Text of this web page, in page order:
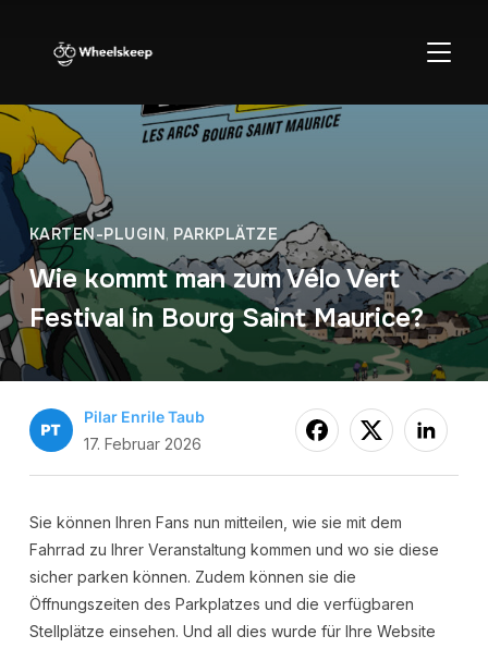
KARTEN-PLUGIN, PARKPLÄTZE
Wie kommt man zum Vélo Vert
Festival in Bourg Saint Maurice?
Pilar Enrile Taub
17. Februar 2026
Sie können Ihren Fans nun mitteilen, wie sie mit dem
Fahrrad zu Ihrer Veranstaltung kommen und wo sie diese
sicher parken können. Zudem können sie die
Öffnungszeiten des Parkplatzes und die verfügbaren
Stellplätze einsehen. Und all dies wurde für Ihre Website